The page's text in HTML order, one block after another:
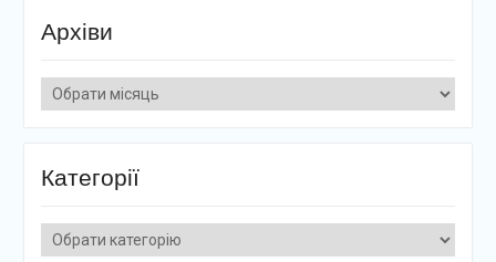
Архіви
Архіви
Категорії
Категорії